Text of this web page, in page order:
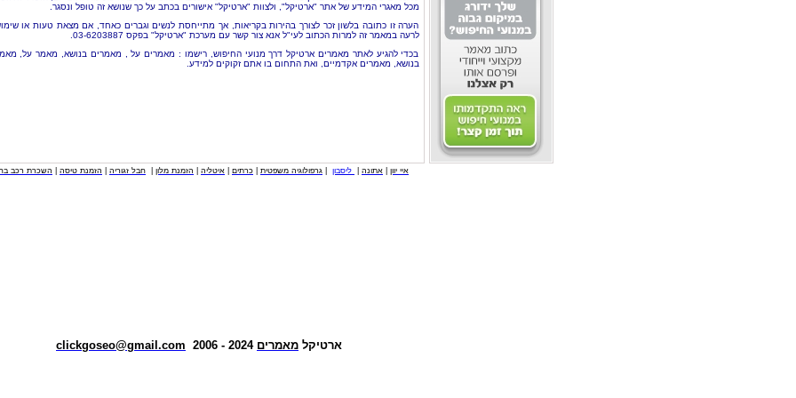
מכל מאגרי המידע של אתר "ארטיקל", ולצוות "ארטיקל" אישורים בכתב על כך שנושא זה טופל ונסגר.
הערה זו כתובה בלשון זכר לצורך בהירות בקריאות, אך מתייחסת לנשים וגברים כאחד, אם מצאת טעות או
לרעה במאמר זה למרות הכתוב לעי"ל אנא צור קשר עם מערכת "ארטיקל" בפקס 03-6203887.
בכדי להגיע לאתר מאמרים ארטיקל דרך מנועי החיפוש, רישמו : מאמרים על , מאמרים בנושא, מאמר על,
בנושא, מאמרים אקדמיים, ואת התחום בו אתם זקוקים למידע.
איי יוון אתונה ליסבון גרפולוגיה משפטית כרתים איטליה הזמנת מלון חבל זגוריה הזמנת טיסה השכרת רכב
ארטיקל מאמרים 2024 - 2006
clickgoseo@gmail.com